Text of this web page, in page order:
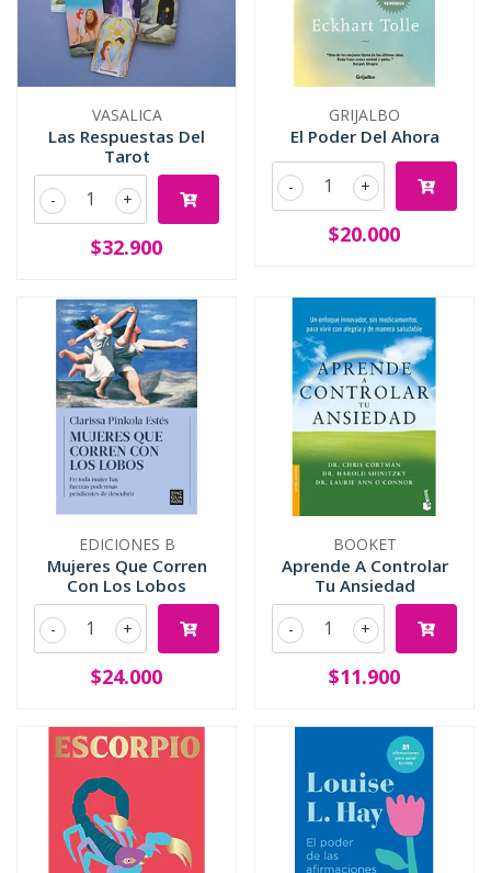
VASALICA
Las Respuestas Del
Tarot
+
-
$32.900
GRIJALBO
El Poder Del Ahora
+
-
$20.000
EDICIONES B
Mujeres Que Corren
Con Los Lobos
+
-
$24.000
BOOKET
Aprende A Controlar
Tu Ansiedad
+
-
$11.900